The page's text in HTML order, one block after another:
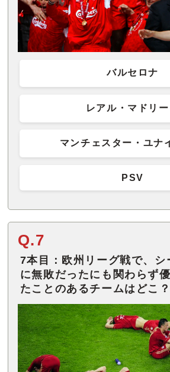
バルセロナ
レアル・マドリー
マンチェスター・ユナ
PSV
Q.7
7本目：欧州リーグ戦で、シ
に無敗だったにも関わらず
たことのあるチームはどこ？